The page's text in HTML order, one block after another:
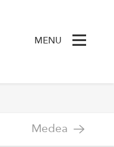
MENU
Medea